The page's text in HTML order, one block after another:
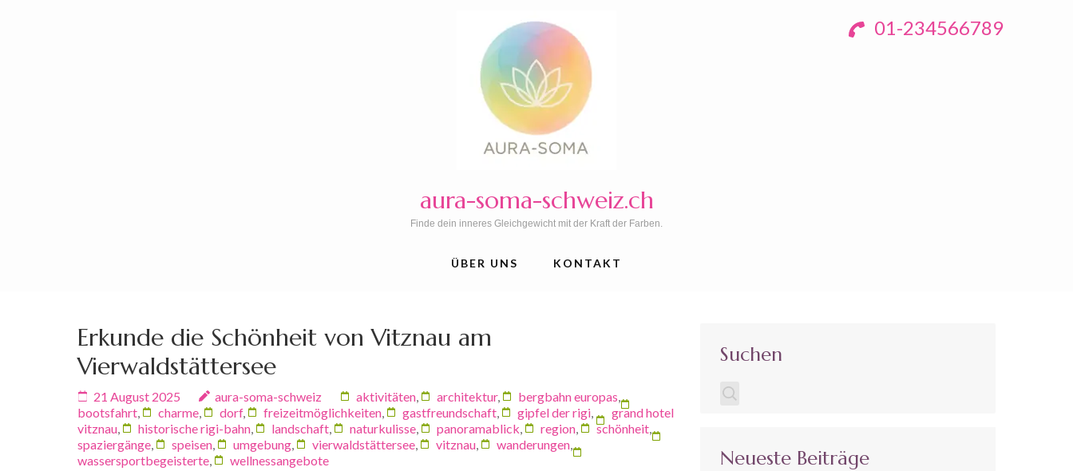
01-234566789
aura-soma-schweiz.ch
Finde dein inneres Gleichgewicht mit der Kraft der Farben.
ÜBER UNS KONTAKT
Erkunde die Schönheit von Vitznau am
Vierwaldstättersee
21 August 2025 aura-soma-schweiz aktivitäten architektur, bergbahn europas
bootsfahrt
charme dorf, freizeitmöglichkeiten gastfreundschaft gipfel der rigi
grand hotel
vitznau
historische rigi-bahn landschaft naturkulisse panoramablick region schönheit
spaziergänge
speisen umgebung vierwaldstättersee vitznau wanderungen
wassersportbegeisterte
wellnessangebote
Suchen
Neueste Beiträge